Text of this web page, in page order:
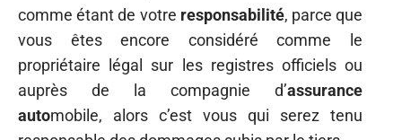
comme étant de votre responsabilité, parce que
vous êtes encore considéré comme le
propriétaire légal sur les registres officiels ou
auprès de la compagnie d’assurance
automobile, alors c’est vous qui serez tenu